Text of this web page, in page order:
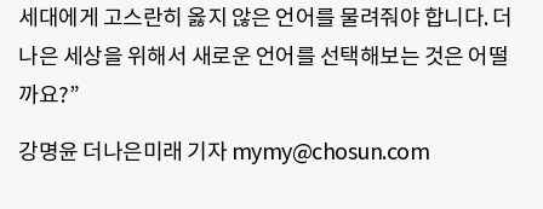
세대에게 고스란히 옳지 않은 언어를 물려줘야 합니다. 더
나은 세상을 위해서 새로운 언어를 선택해보는 것은 어떨
까요?”
강명윤 더나은미래 기자 mymy@chosun.com